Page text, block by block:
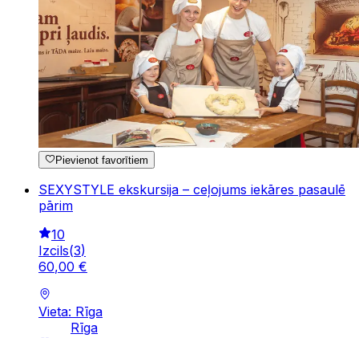
Pievienot favorītiem
SEXYSTYLE ekskursija – ceļojums iekāres pasaulē
pārim
10
Izcils(3)
60,00 €
Vieta: Rīga
Rīga